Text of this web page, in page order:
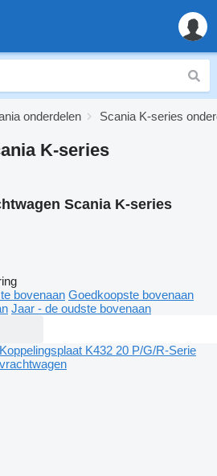
onderdelen Scania K-series
K-series
Scania K-series
bovenaan Goedkoopste bovenaan
Jaar - de oudste bovenaan